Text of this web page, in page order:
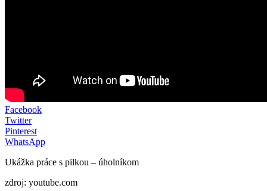
Facebook
Twitter
Pinterest
WhatsApp
Ukážka práce s pilkou – úholníkom
zdroj: youtube.com